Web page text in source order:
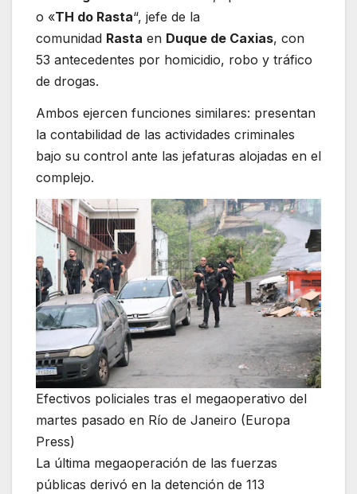
o «TH do Rasta“, jefe de la
comunidad Rasta en Duque de Caxias, con
53 antecedentes por homicidio, robo y tráfico
de drogas.
Ambos ejercen funciones similares: presentan
la contabilidad de las actividades criminales
bajo su control ante las jefaturas alojadas en el
complejo.
Efectivos policiales tras el megaoperativo del
martes pasado en Río de Janeiro (Europa
Press)
La última megaoperación de las fuerzas
públicas derivó en la detención de 113